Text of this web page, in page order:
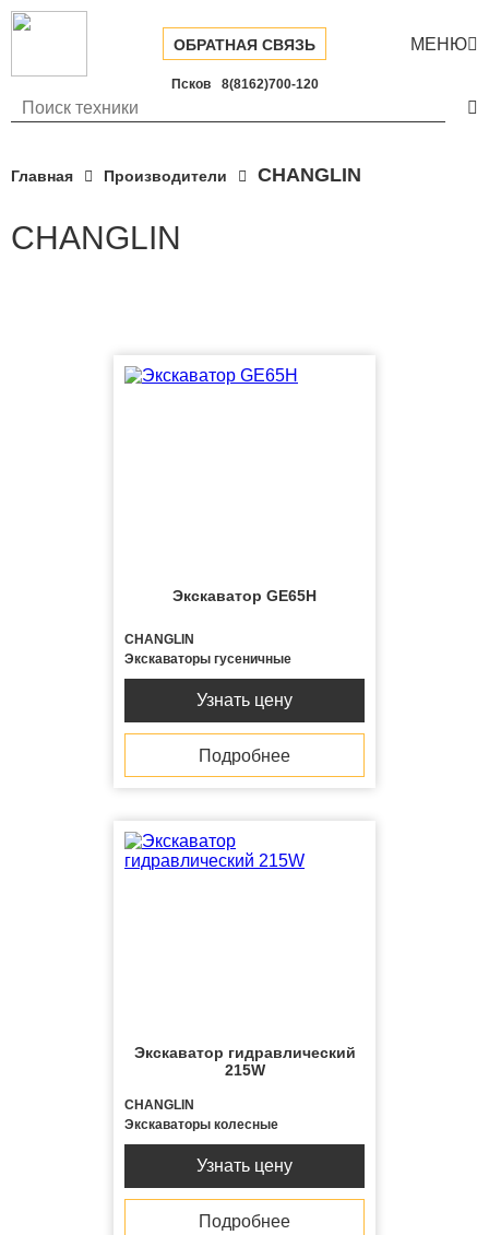
ОБРАТНАЯ СВЯЗЬ МЕНЮ
Псков 8(8162)700-120

Главная Производители CHANGLIN
CHANGLIN
Экскаватор GE65H
CHANGLIN
Экскаваторы гусеничные
Узнать цену
Подробнее
Экскаватор гидравлический
215W
CHANGLIN
Экскаваторы колесные
Узнать цену
Подробнее